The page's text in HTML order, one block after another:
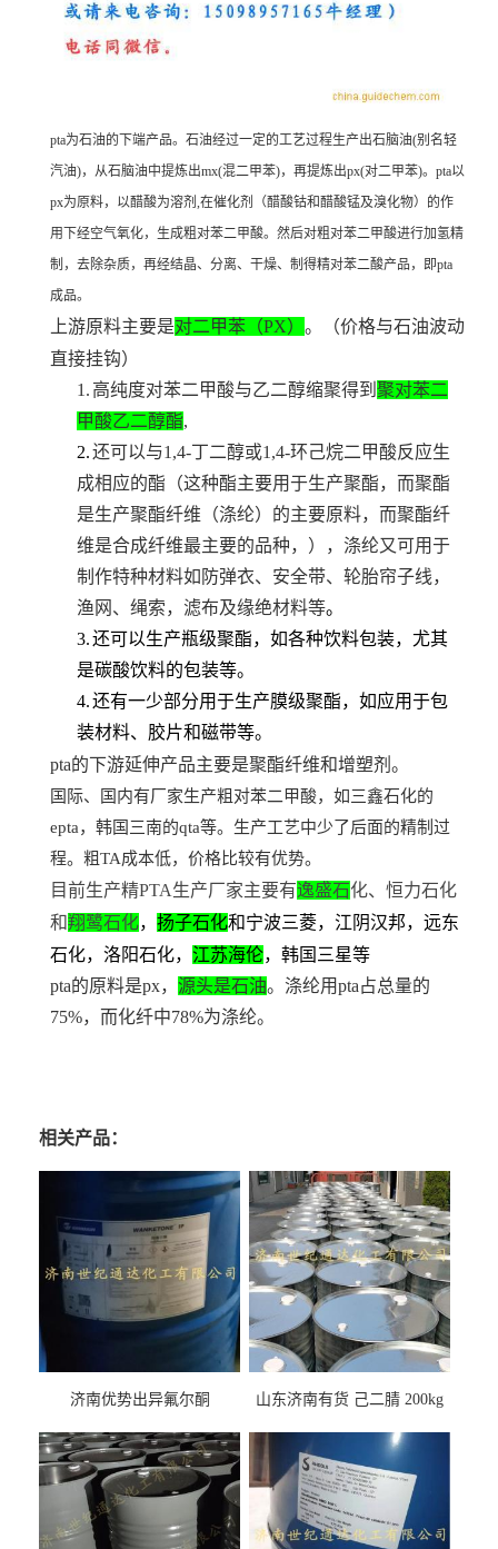
pta为石油的下端产品。石油经过一定的工艺过程生产出石脑油(别名轻
汽油)，从石脑油中提炼出mx(混二甲苯)，再提炼出px(对二甲苯)。pta以
px为原料，以醋酸为溶剂,在催化剂（醋酸钴和醋酸锰及溴化物）的作
用下经空气氧化，生成粗对苯二甲酸。然后对粗对苯二甲酸进行加氢精
制，去除杂质，再经结晶、分离、干燥、制得精对苯二酸产品，即pta
成品。
上游原料主要是对二甲苯（PX） 。（价格与石油波动
直接挂钩）
1. 高纯度对苯二甲酸与乙二醇缩聚得到 聚对苯二
甲酸乙二醇酯,
2.还可以与1,4-丁二醇或1,4-环己烷二甲酸反应生
成相应的酯（这种酯主要用于生产聚酯，而聚酯
是生产聚酯纤维（涤纶）的主要原料，而聚酯纤
维是合成纤维最主要的品种，），涤纶又可用于
制作特种材料如防弹衣、安全带、轮胎帘子线，
渔网、绳索，滤布及缘绝材料等。
3.还可以生产瓶级聚酯，如各种饮料包装，尤其
是碳酸饮料的包装等。
4.还有一少部分用于生产膜级聚酯，如应用于包
装材料、胶片和磁带等。
pta的下游延伸产品主要是聚酯纤维和增塑剂。
国际、国内有厂家生产粗对苯二甲酸，如三鑫石化的
epta，韩国三南的qta等。生产工艺中少了后面的精制过
程。粗TA成本低，价格比较有优势。
目前生产精PTA生产厂家主要有逸盛石化、恒力石化
和翔鹭石化， 扬子石化和宁波三菱，江阴汉邦，远东
石化，洛阳石化， 江苏海伦，韩国三星等
pta的原料是px， 源头是石油。涤纶用pta占总量的
75%，而化纤中78%为涤纶。
相关产品：
济南优势出异氟尔酮
山东济南有货 己二腈 200kg